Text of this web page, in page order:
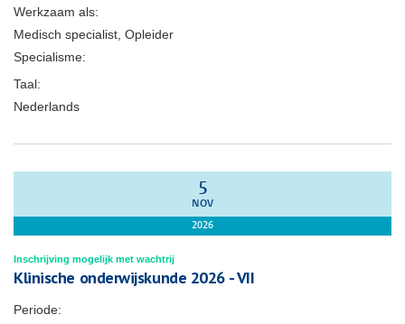
Werkzaam als:
Medisch specialist, Opleider
Specialisme:
Taal:
Nederlands
5
NOV
2026
Inschrijving mogelijk met wachtrij
Klinische onderwijskunde 2026 - VII
Periode: